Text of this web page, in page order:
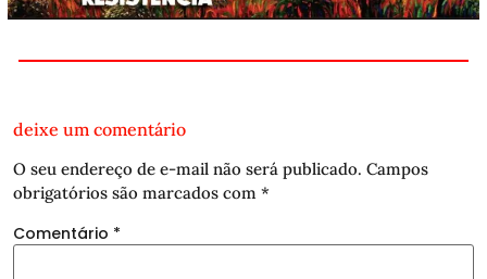
deixe um comentário
O seu endereço de e-mail não será publicado. Campos
obrigatórios são marcados com *
Comentário *